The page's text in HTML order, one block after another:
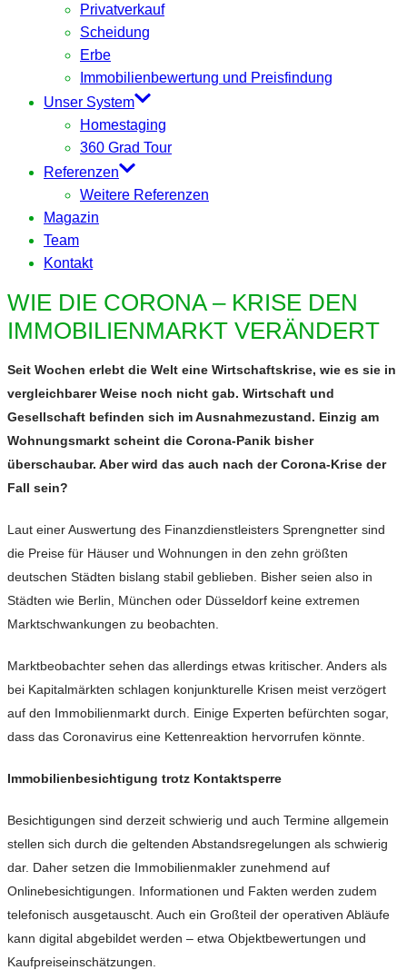
Privatverkauf
Scheidung
Erbe
Immobilienbewertung und Preisfindung
Unser System
Homestaging
360 Grad Tour
Referenzen
Weitere Referenzen
Magazin
Team
Kontakt
WIE DIE CORONA – KRISE DEN
IMMOBILIENMARKT VERÄNDERT
Seit Wochen erlebt die Welt eine Wirtschaftskrise, wie es sie in
vergleichbarer Weise noch nicht gab. Wirtschaft und
Gesellschaft befinden sich im Ausnahmezustand. Einzig am
Wohnungsmarkt scheint die Corona-Panik bisher
überschaubar. Aber wird das auch nach der Corona-Krise der
Fall sein?
Laut einer Auswertung des Finanzdienstleisters Sprengnetter sind
die Preise für Häuser und Wohnungen in den zehn größten
deutschen Städten bislang stabil geblieben. Bisher seien also in
Städten wie Berlin, München oder Düsseldorf keine extremen
Marktschwankungen zu beobachten.
Marktbeobachter sehen das allerdings etwas kritischer. Anders als
bei Kapitalmärkten schlagen konjunkturelle Krisen meist verzögert
auf den Immobilienmarkt durch. Einige Experten befürchten sogar,
dass das Coronavirus eine Kettenreaktion hervorrufen könnte.
Immobilienbesichtigung trotz Kontaktsperre
Besichtigungen sind derzeit schwierig und auch Termine allgemein
stellen sich durch die geltenden Abstandsregelungen als schwierig
dar. Daher setzen die Immobilienmakler zunehmend auf
Onlinebesichtigungen. Informationen und Fakten werden zudem
telefonisch ausgetauscht. Auch ein Großteil der operativen Abläufe
kann digital abgebildet werden – etwa Objektbewertungen und
Kaufpreiseinschätzungen.